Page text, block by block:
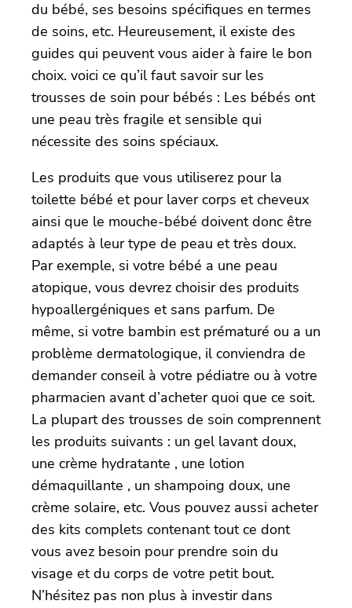
du bébé, ses besoins spécifiques en termes
de soins, etc. Heureusement, il existe des
guides qui peuvent vous aider à faire le bon
choix. voici ce qu’il faut savoir sur les
trousses de soin pour bébés : Les bébés ont
une peau très fragile et sensible qui
nécessite des soins spéciaux.
Les produits que vous utiliserez pour la
toilette bébé et pour laver corps et cheveux
ainsi que le mouche-bébé doivent donc être
adaptés à leur type de peau et très doux.
Par exemple, si votre bébé a une peau
atopique, vous devrez choisir des produits
hypoallergéniques et sans parfum. De
même, si votre bambin est prématuré ou a un
problème dermatologique, il conviendra de
demander conseil à votre pédiatre ou à votre
pharmacien avant d’acheter quoi que ce soit.
La plupart des trousses de soin comprennent
les produits suivants : un gel lavant doux,
une crème hydratante , une lotion
démaquillante , un shampoing doux, une
crème solaire, etc. Vous pouvez aussi acheter
des kits complets contenant tout ce dont
vous avez besoin pour prendre soin du
visage et du corps de votre petit bout.
N’hésitez pas non plus à investir dans